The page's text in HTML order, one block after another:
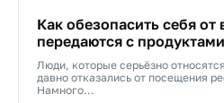
Как обезопасить себя
передаются с
Люди, которые серьёзно
давно отказались от посещения
Намного...